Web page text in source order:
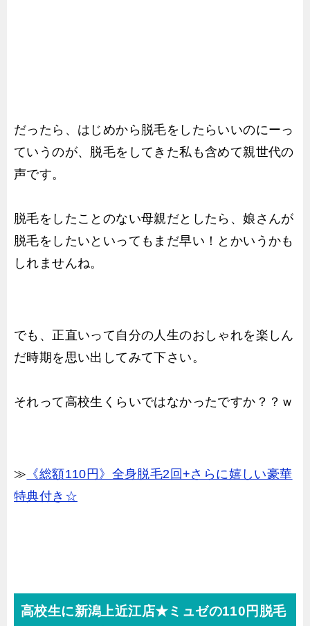
だったら、はじめから脱毛をしたらいいのにーっ
ていうのが、脱毛をしてきた私も含めて親世代の
声です。
脱毛をしたことのない母親だとしたら、娘さんが
脱毛をしたいといってもまだ早い！とかいうかも
しれませんね。
でも、正直いって自分の人生のおしゃれを楽しん
だ時期を思い出してみて下さい。
それって高校生くらいではなかったですか？？ｗ
≫ 《総額110円》全身脱毛2回+さらに嬉しい豪華
特典付き☆
高校生に新潟上近江店★ミュゼの110円脱毛